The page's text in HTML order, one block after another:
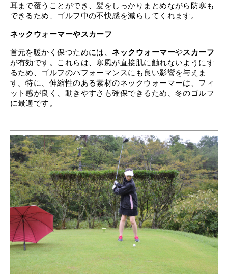
耳まで覆うことができ、髪をしっかりまとめながら防寒も
できるため、ゴルフ中の不快感を減らしてくれます。
ネックウォーマーやスカーフ
首元を暖かく保つためには、ネックウォーマーやスカーフ
が有効です。これらは、寒風が直接肌に触れないようにす
るため、ゴルフのパフォーマンスにも良い影響を与えま
す。特に、伸縮性のある素材のネックウォーマーは、フィ
ット感が良く、動きやすさも確保できるため、冬のゴルフ
に最適です。